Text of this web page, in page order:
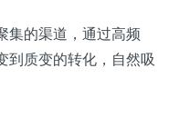
的渠道，通过高频
到质变的转化，自然吸